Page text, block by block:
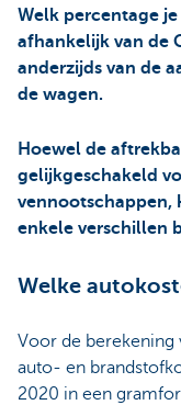
Welk percentage
afhankelijk van de
anderzijds van de
de wagen.
Hoewel de
gelijkgeschakeld
vennootschappen,
enkele verschillen
Welke
Voor de berekening
auto- en
2020 in een